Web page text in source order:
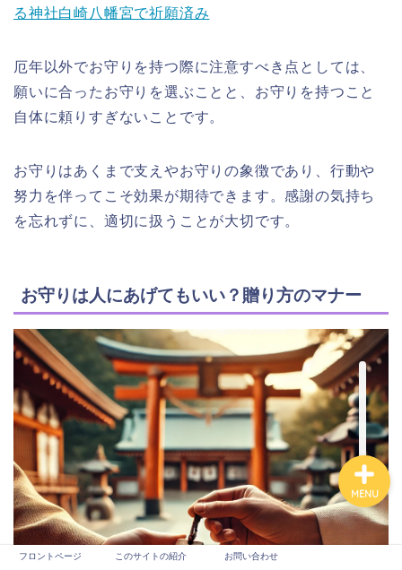
る神社白崎八幡宮で祈願済み
厄年以外でお守りを持つ際に注意すべき点としては、
願いに合ったお守りを選ぶことと、お守りを持つこと
自体に頼りすぎないことです。
お守りはあくまで支えやお守りの象徴であり、行動や
努力を伴ってこそ効果が期待できます。感謝の気持ち
を忘れずに、適切に扱うことが大切です。
お守りは人にあげてもいい？贈り方のマナー
フロントページ このサイトの紹介 お問い合わせ
MENU
ホーム
ュー
スピリチュアルカウンセ
占い師
芸能
未分類